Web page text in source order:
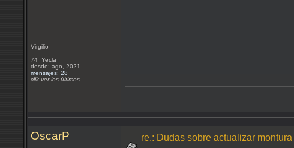
Virgilio
74 Yecla
desde: ago, 2021
mensajes: 28
clik ver los últimos
OscarP re.: Dudas sobre actualizar